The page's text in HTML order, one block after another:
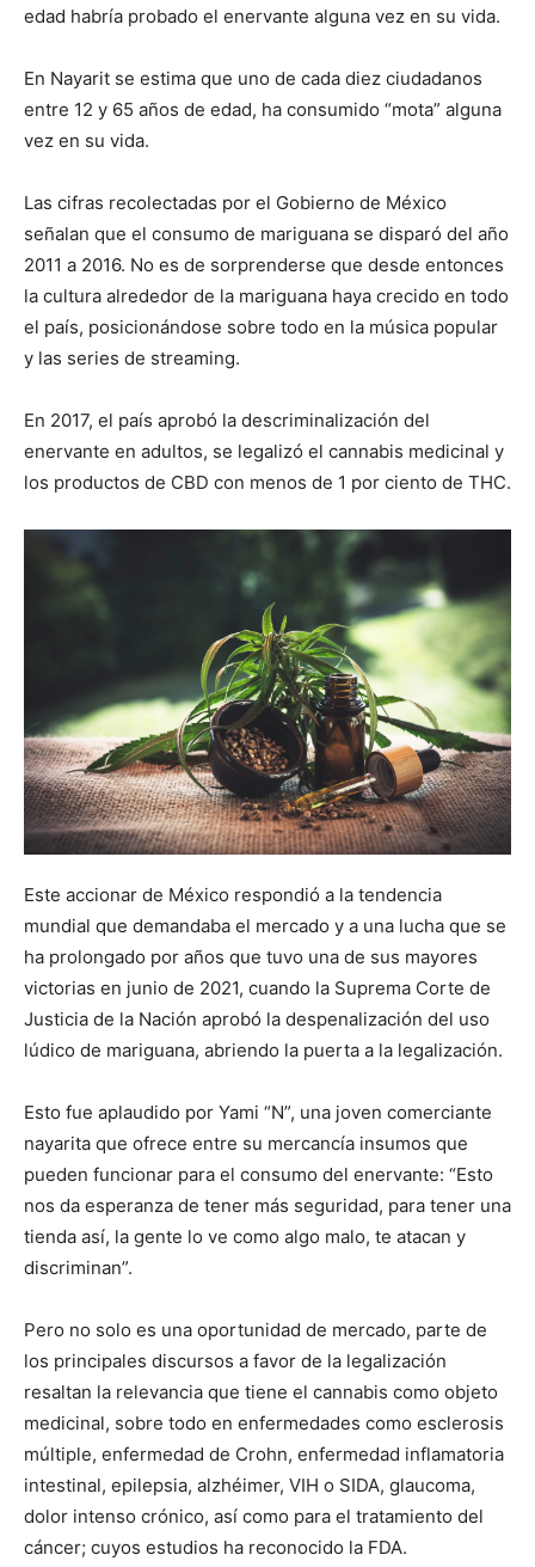
edad habría probado el enervante alguna vez en su vida.
En Nayarit se estima que uno de cada diez ciudadanos
entre 12 y 65 años de edad, ha consumido “mota” alguna
vez en su vida.
Las cifras recolectadas por el Gobierno de México
señalan que el consumo de mariguana se disparó del año
2011 a 2016. No es de sorprenderse que desde entonces
la cultura alrededor de la mariguana haya crecido en todo
el país, posicionándose sobre todo en la música popular
y las series de streaming.
En 2017, el país aprobó la descriminalización del
enervante en adultos, se legalizó el cannabis medicinal y
los productos de CBD con menos de 1 por ciento de THC.
Este accionar de México respondió a la tendencia
mundial que demandaba el mercado y a una lucha que se
ha prolongado por años que tuvo una de sus mayores
victorias en junio de 2021, cuando la Suprema Corte de
Justicia de la Nación aprobó la despenalización del uso
lúdico de mariguana, abriendo la puerta a la legalización.
Esto fue aplaudido por Yami “N”, una joven comerciante
nayarita que ofrece entre su mercancía insumos que
pueden funcionar para el consumo del enervante: “Esto
nos da esperanza de tener más seguridad, para tener una
tienda así, la gente lo ve como algo malo, te atacan y
discriminan”.
Pero no solo es una oportunidad de mercado, parte de
los principales discursos a favor de la legalización
resaltan la relevancia que tiene el cannabis como objeto
medicinal, sobre todo en enfermedades como esclerosis
múltiple, enfermedad de Crohn, enfermedad inflamatoria
intestinal, epilepsia, alzhéimer, VIH o SIDA, glaucoma,
dolor intenso crónico, así como para el tratamiento del
cáncer; cuyos estudios ha reconocido la FDA.